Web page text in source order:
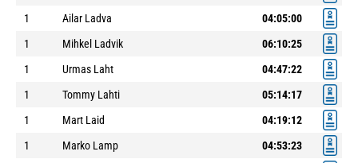
1
Ailar Ladva
04:05:00
1
Mihkel Ladvik
06:10:25
1
Urmas Laht
04:47:22
1
Tommy Lahti
05:14:17
1
Mart Laid
04:19:12
1
Marko Lamp
04:53:23